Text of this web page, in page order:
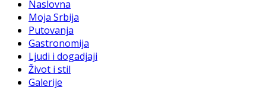
Naslovna
Moja Srbija
Putovanja
Gastronomija
Ljudi i dogadjaji
Život i stil
Galerije